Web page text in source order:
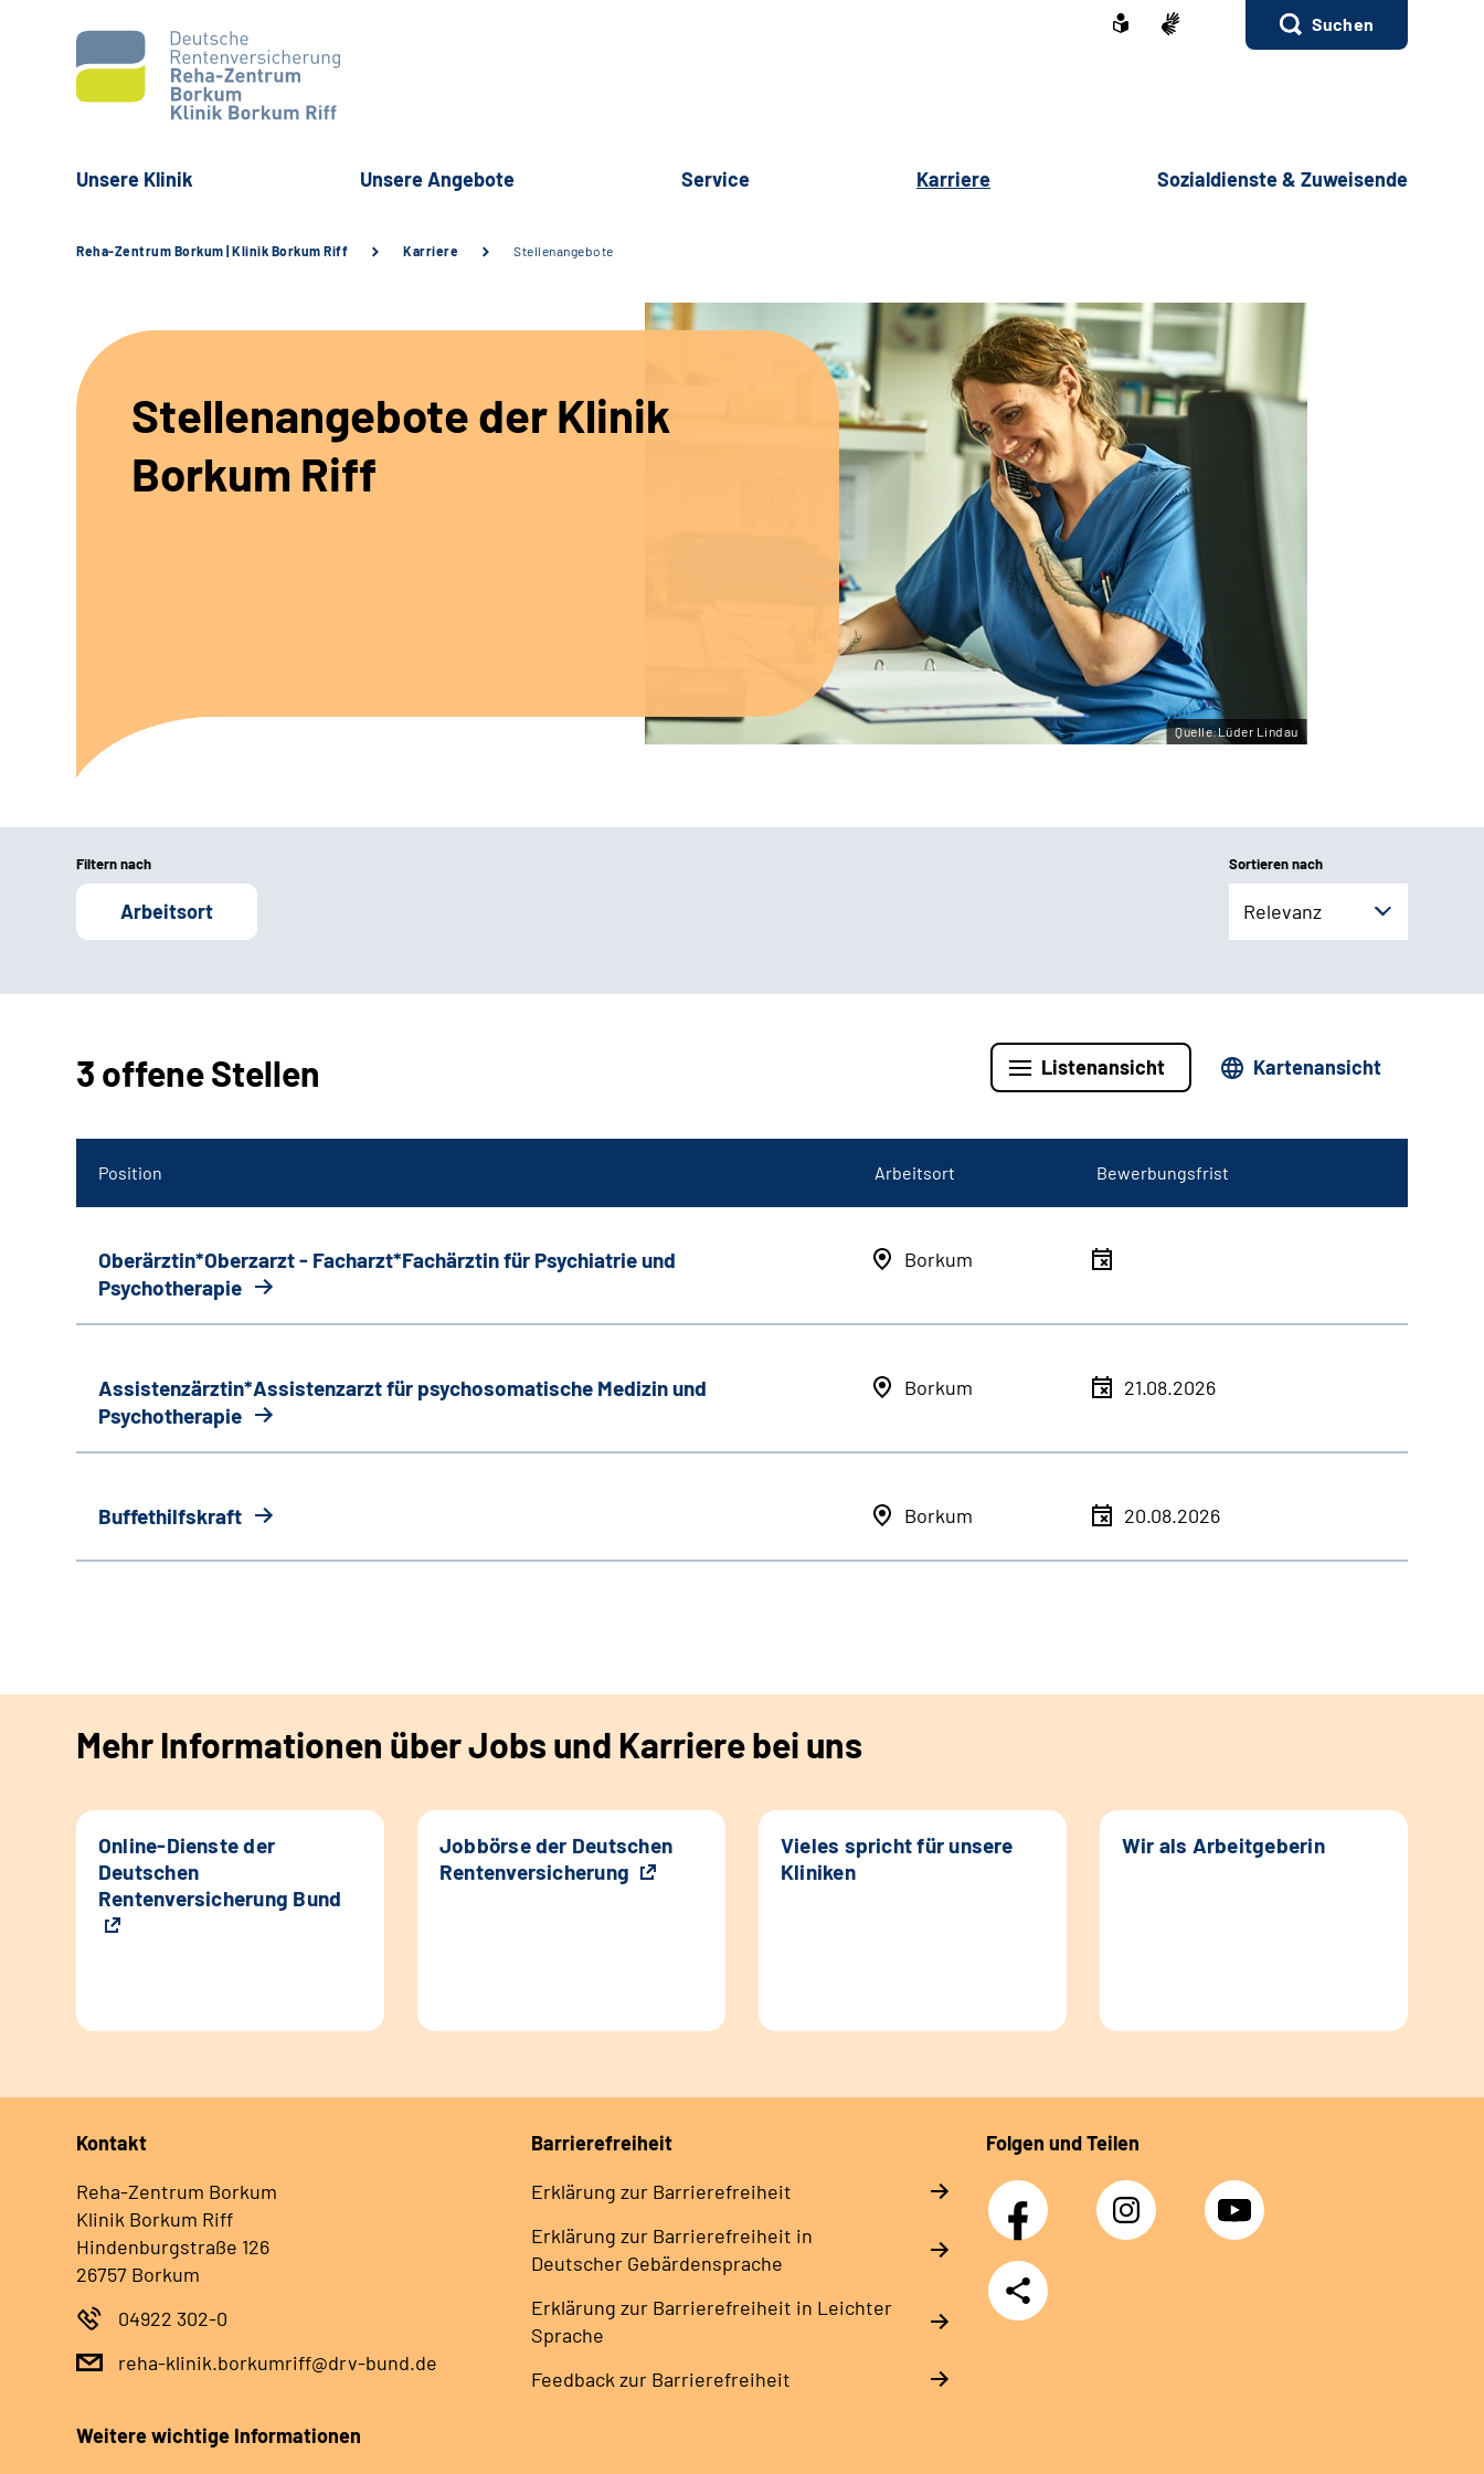
Suchen
Unsere Klinik Unsere Angebote Service Karriere Sozialdienste & Zuweisende
Reha-Zentrum Borkum | Klinik Borkum Riff Karriere Stellenangebote
Stellenangebote der Klinik
Borkum Riff
Quelle:Lüder Lindau
Filtern nach
Arbeitsort
Sortieren nach
Relevanz
3 offene Stellen Listenansicht Kartenansicht
Position Arbeitsort Bewerbungsfrist
Oberärztin*Oberzarzt - Facharzt*Fachärztin für Psychiatrie und
Psychotherapie
Borkum
Assistenzärztin*Assistenzarzt für psychosomatische Medizin und
Psychotherapie
Borkum 21.08.2026
Buffethilfskraft Borkum 20.08.2026
Mehr Informationen über Jobs und Karriere bei uns
Online-Dienste der
Deutschen
Rentenversicherung Bund
Jobbörse der Deutschen
Rentenversicherung
Vieles spricht für unsere
Kliniken
Wir als Arbeitgeberin
Kontakt
Reha-Zentrum Borkum
Klinik Borkum Riff
Hindenburgstraße 126
26757 Borkum
04922 302-0
reha-klinik.borkumriff@drv-bund.de
Barrierefreiheit
Erklärung zur Barrierefreiheit
Erklärung zur Barrierefreiheit in
Deutscher Gebärdensprache
Erklärung zur Barrierefreiheit in Leichter
Sprache
Feedback zur Barrierefreiheit
Folgen und Teilen
Facebook Instagram YouTube
Teilen
Weitere wichtige Informationen